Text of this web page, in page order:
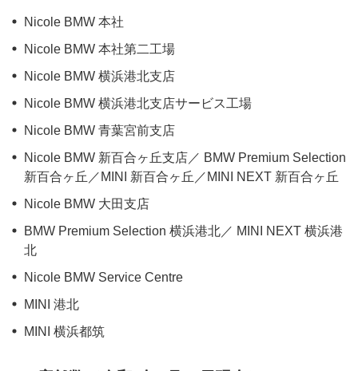
Nicole BMW 本社
Nicole BMW 本社第二工場
Nicole BMW 横浜港北支店
Nicole BMW 横浜港北支店サービス工場
Nicole BMW 青葉宮前支店
Nicole BMW 新百合ヶ丘支店／ BMW Premium Selection
新百合ヶ丘／MINI 新百合ヶ丘／MINI NEXT 新百合ヶ丘
Nicole BMW 大田支店
BMW Premium Selection 横浜港北／ MINI NEXT 横浜港
北
Nicole BMW Service Centre
MINI 港北
MINI 横浜都筑